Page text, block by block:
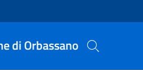
di Orbassano